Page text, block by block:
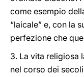
come esempio
“laicale” e, con la
perfezione che
3. La vita religiosa
nel corso dei